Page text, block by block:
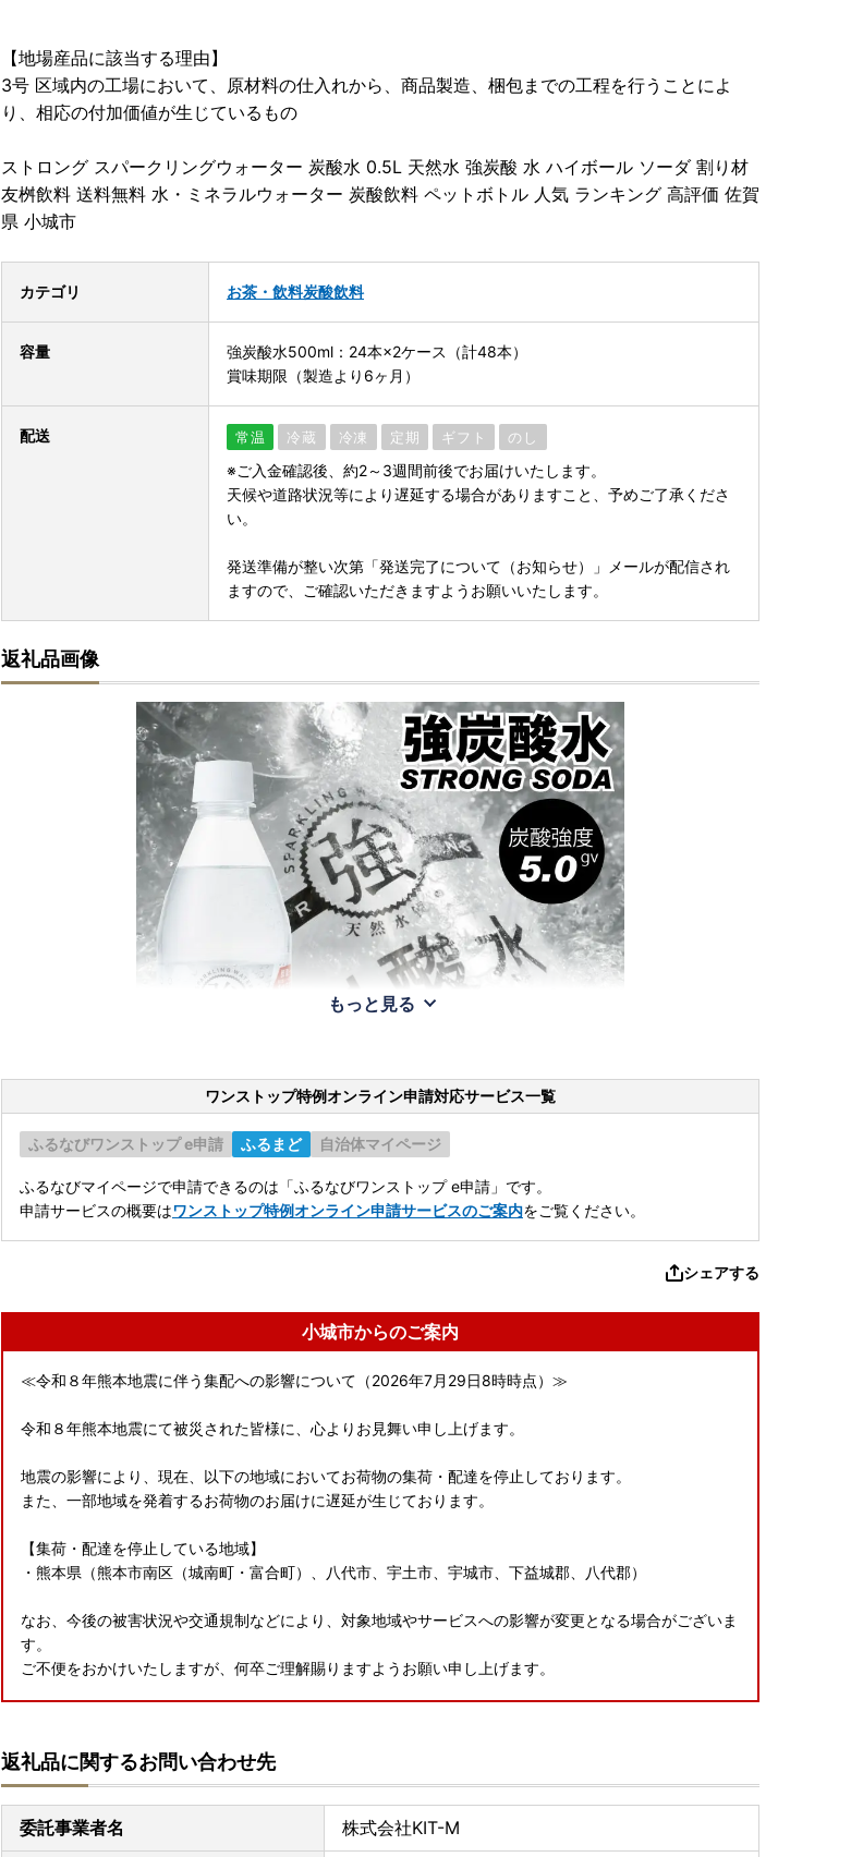
【地場産品に該当する理由】
3号 区域内の工場において、原材料の仕入れから、商品製造、梱包までの工程を行うことによ
り、相応の付加価値が生じているもの
ストロング スパークリングウォーター 炭酸水 0.5L 天然水 強炭酸 水 ハイボール ソーダ 割り材
友桝飲料 送料無料 水・ミネラルウォーター 炭酸飲料 ペットボトル 人気 ランキング 高評価 佐賀
県 小城市
カテゴリ お茶・飲料炭酸飲料
容量
強炭酸水500ml：24本×2ケース（計48本）
賞味期限（製造より6ヶ月）
配送 常温 冷蔵 冷凍 定期 ギフト のし
※ご入金確認後、約2～3週間前後でお届けいたします。
天候や道路状況等により遅延する場合がありますこと、予めご了承くださ
い。
発送準備が整い次第「発送完了について（お知らせ）」メールが配信され
ますので、ご確認いただきますようお願いいたします。
返礼品画像
もっと見る
ワンストップ特例オンライン申請対応サービス一覧
ふるなびワンストップ e申請 ふるまど 自治体マイページ
ふるなびマイページで申請できるのは「ふるなびワンストップ e申請」です。
申請サービスの概要はワンストップ特例オンライン申請サービスのご案内をご覧ください。
シェアする
小城市からのご案内
≪令和８年熊本地震に伴う集配への影響について（2026年7月29日8時時点）≫
令和８年熊本地震にて被災された皆様に、心よりお見舞い申し上げます。
地震の影響により、現在、以下の地域においてお荷物の集荷・配達を停止しております。
また、一部地域を発着するお荷物のお届けに遅延が生じております。
【集荷・配達を停止している地域】
・熊本県（熊本市南区（城南町・富合町）、八代市、宇土市、宇城市、下益城郡、八代郡）
なお、今後の被害状況や交通規制などにより、対象地域やサービスへの影響が変更となる場合がございま
す。
ご不便をおかけいたしますが、何卒ご理解賜りますようお願い申し上げます。
・配送休止期間：8月8日（土）～8月16日（日）
※夏季休業期間中の配送は控えさせていただきます。
※サイト上に記載しております配送期間より前後する場合がございますことをご了承ください。
返礼品に関するお問い合わせ先
委託事業者名 株式会社KIT-M